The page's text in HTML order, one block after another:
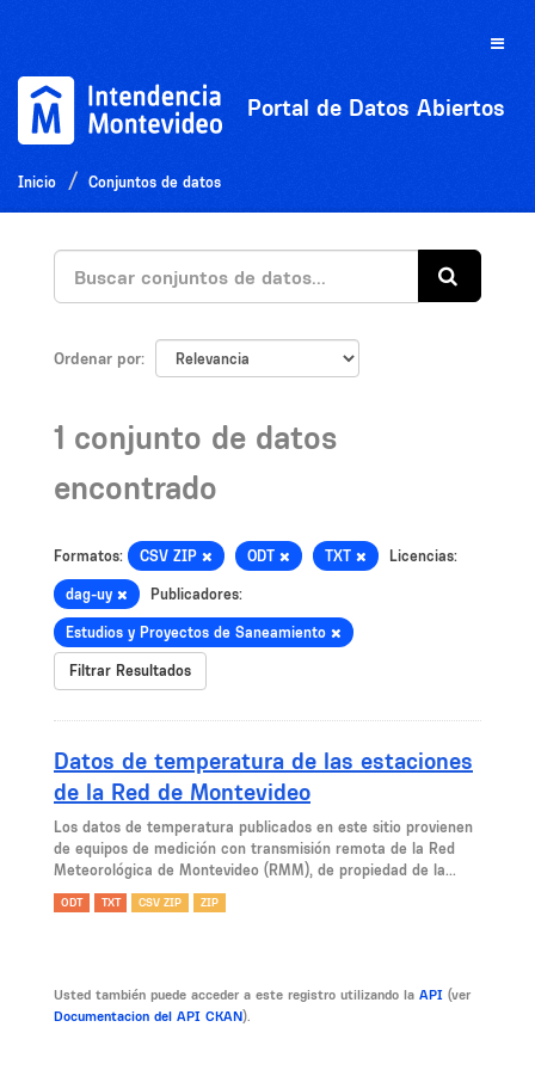
Toggle
Portal de Datos Abiertos
Inicio Conjuntos de datos
Ordenar por
1 conjunto de datos
encontrado
Formatos: CSV ZIP ODT TXT Licencias:
dag-uy Publicadores:
Estudios y Proyectos de Saneamiento
Filtrar Resultados
Datos de temperatura de las estaciones
de la Red de Montevideo
Los datos de temperatura publicados en este sitio provienen
de equipos de medición con transmisión remota de la Red
Meteorológica de Montevideo (RMM), de propiedad de la...
ODT TXT CSV ZIP ZIP
Usted también puede acceder a este registro utilizando la API (ver
Documentacion del API CKAN).